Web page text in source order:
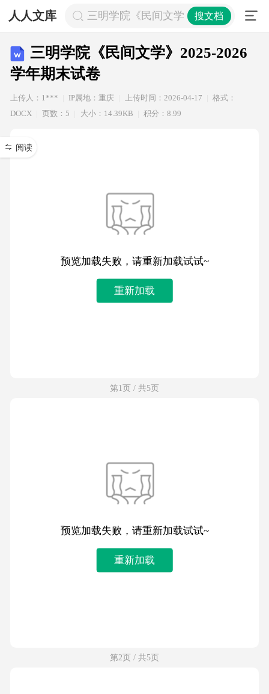
人人文库 三明学院《民间文学》2025-2026学年
搜文档
三明学院《民间文学》2025-2026
学年期末试卷
上传人：1*** IP属地：重庆 上传时间：2026-04-17
格式：
DOCX
页数：5 大小：14.39KB 积分：8.99
阅读
预览加载失败，请重新加载试试~
重新加载
第1页 / 共5页
预览加载失败，请重新加载试试~
重新加载
第2页 / 共5页